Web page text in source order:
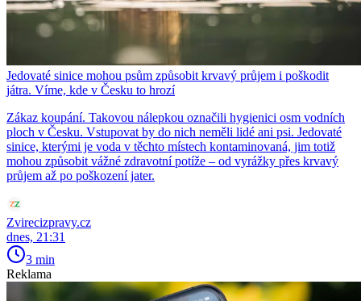
Jedovaté sinice mohou psům způsobit krvavý průjem i poškodit
játra. Víme, kde v Česku to hrozí
Zákaz koupání. Takovou nálepkou označili hygienici osm vodních
ploch v Česku. Vstupovat by do nich neměli lidé ani psi. Jedovaté
sinice, kterými je voda v těchto místech kontaminovaná, jim totiž
mohou způsobit vážné zdravotní potíže – od vyrážky přes krvavý
průjem až po poškození jater.
Zvirecizpravy.cz
dnes, 21:31
3 min
Reklama